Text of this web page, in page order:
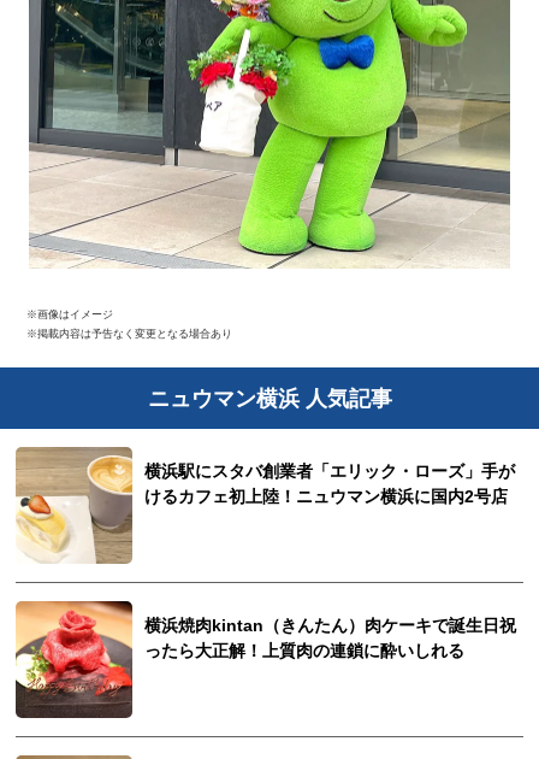
※画像はイメージ
※掲載内容は予告なく変更となる場合あり
ニュウマン横浜 人気記事
横浜駅にスタバ創業者「エリック・ローズ」手が
けるカフェ初上陸！ニュウマン横浜に国内2号店
横浜焼肉kintan（きんたん）肉ケーキで誕生日祝
ったら大正解！上質肉の連鎖に酔いしれる